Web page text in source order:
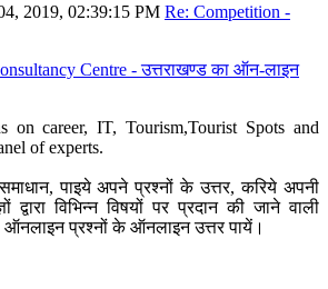
2019, 02:39:15 PM Re: Competition -
Centre - उत्तराखण्ड का ऑन-लाइन
on career, IT, Tourism,Tourist Spots and
of experts.
पाइये अपने प्रश्नों के उत्तर, करिये अपनी
द्वारा विभिन्न विषयों पर प्रदान की जाने वाली
ऑनलाइन प्रश्नों के ऑनलाइन उत्तर पायें।